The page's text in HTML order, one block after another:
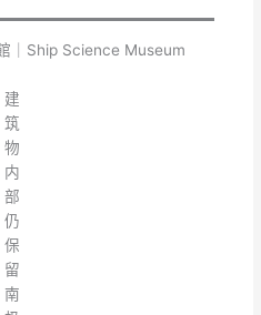
｜Ship Science Museum
建
筑
物
内
部
仍
保
留
南